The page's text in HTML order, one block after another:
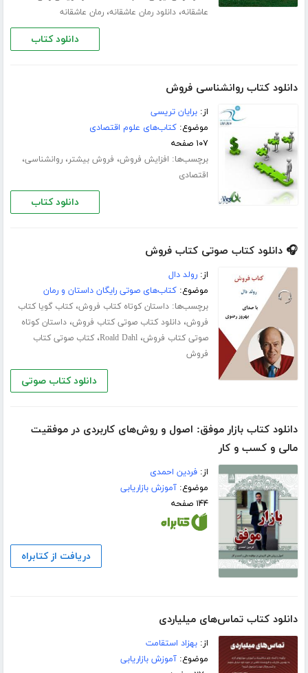
عاشقانه،دانلود رمان عاشقانه،رمان عاشقانه
دانلود کتاب
دانلود کتاب روانشناسی فروش
از:برایان تریسی
موضوع:کتاب‌های علوم اقتصادی
۱۰۷ صفحه
برچسب‌ها: افزایش فروش، فروش بیشتر،روانشناسی،
اقتصادی
دانلود کتاب
🎧 دانلود کتاب صوتی کتاب فروش
از:رولد دال
موضوع:کتاب‌های صوتی رایگان داستان و رمان
برچسب‌ها:داستان کوتاه کتاب فروش،کتاب گویا کتاب
فروش،دانلود کتاب صوتی کتاب فروش،داستان کوتاه
صوتی کتاب فروش،Roald Dahl،کتاب صوتی کتاب
فروش
دانلود کتاب صوتی
دانلود کتاب بازار موفق: اصول و روش‌های کاربردی در موفقیت
مالی و کسب و کار
از:فردین احمدی
موضوع:آموزش بازاریابی
۱۴۴ صفحه
دریافت از کتابراه
دانلود کتاب تماس‌های میلیاردی
از:بهزاد استقامت
موضوع:آموزش بازاریابی